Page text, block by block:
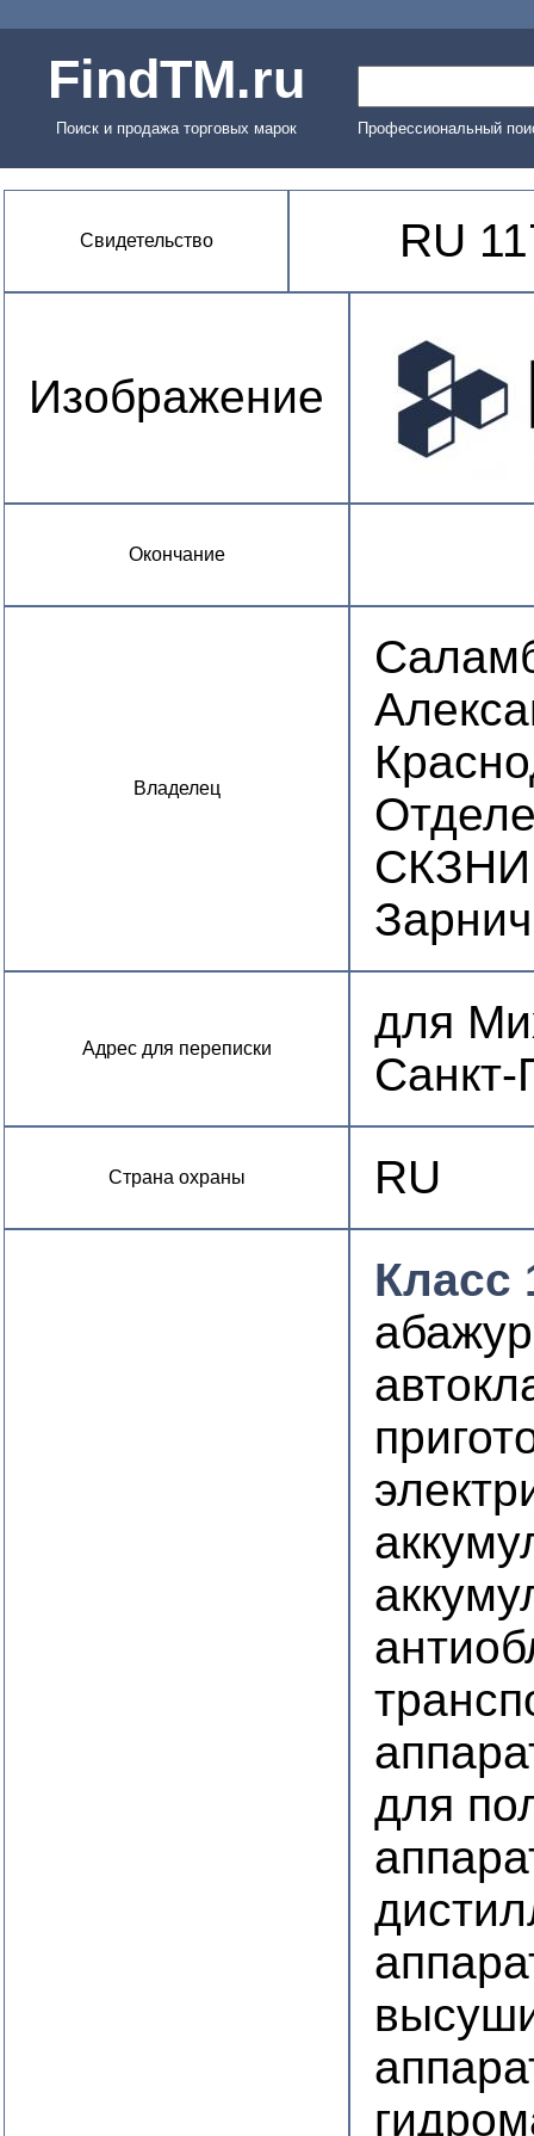
FindTM.ru
Поиск и продажа торговых марок Профессиональный
Свидетельство RU
Изображение
Окончание
Владелец
Адрес для переписки
для
Санкт-
Страна охраны
RU
Класс
для